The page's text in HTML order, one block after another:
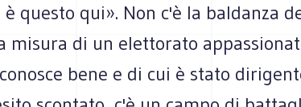
è questo qui». Non c'è la baldanza
misura di un elettorato
bene e di cui è stato